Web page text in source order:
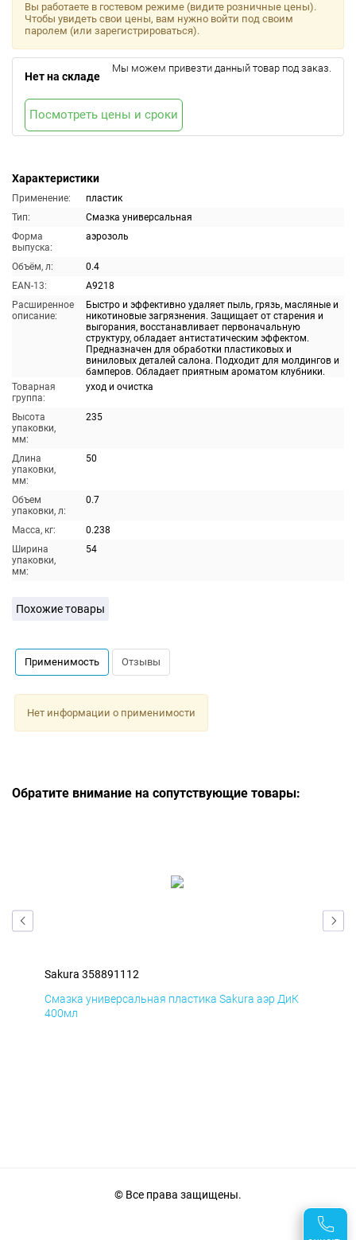
Характеристики
Применение:
пластик
Тип:
Смазка универсальная
Форма
выпуска:
аэрозоль
Объём, л:
0.4
EAN-13:
A9218
Расширенное
описание:
Быстро и эффективно удаляет пыль, грязь, масляные и
никотиновые загрязнения. Защищает от старения и
выгорания, восстанавливает первоначальную
структуру, обладает антистатическим эффектом.
Предназначен для обработки пластиковых и
виниловых деталей салона. Подходит для молдингов и
бамперов. Обладает приятным ароматом клубники.
Товарная
группа:
уход и очистка
Высота
упаковки,
мм:
235
Длина
упаковки,
мм:
50
Объем
упаковки, л:
0.7
Масса, кг:
0.238
Ширина
упаковки,
мм:
54
Вы работаете в гостевом режиме (видите розничные цены).
Чтобы увидеть свои цены, вам нужно войти под своим
паролем (или зарегистрироваться).
Нет на складе
Мы можем привезти данный товар под заказ.
Посмотреть цены и сроки
Похожие товары
Применимость Отзывы
Нет информации о применимости
Обратите внимание на сопутствующие товары:
Sakura 358891112
Смазка универсальная пластика Sakura аэр ДиК
400мл
© Все права защищены.